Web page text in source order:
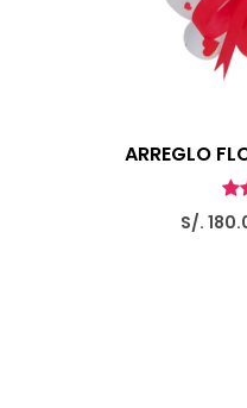
ARREGLO
S/.